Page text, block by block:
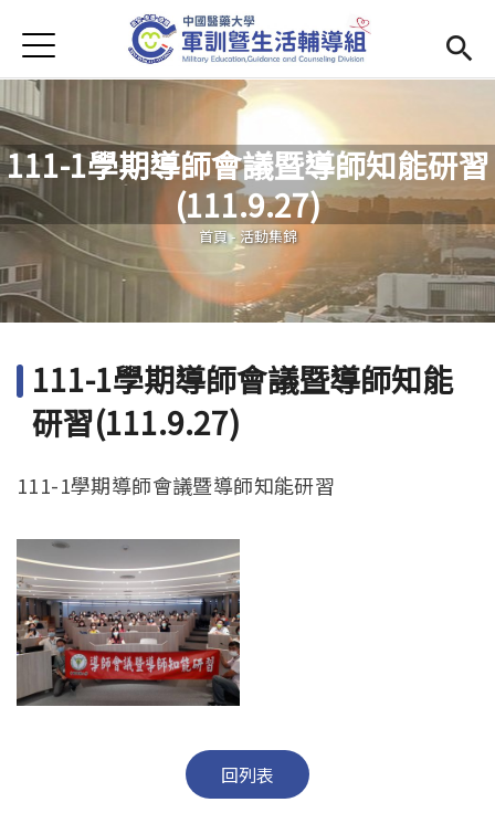
首頁
學務處首頁(link is external)
Open submenu (單位簡介)
單位簡介
最新消息
Open submenu (生活輔導)
生活輔導
Open submenu (校園安全)
校園安全
Open submenu (相關法規及檔案下載)
相關法規及檔案下載
Jump to Navigation
Jump to Main content
111-1學期導師會議暨導師知能研習
(111.9.27)
您在這裡
首頁- 活動集錦
111-1學期導師會議暨導師知能
研習(111.9.27)
111-1學期導師會議暨導師知能研習
回列表